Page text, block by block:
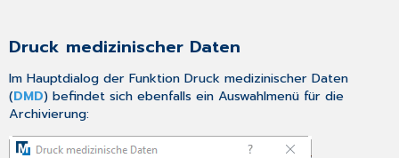
Druck medizinischer Daten
Im Hauptdialog der FunktionDruck medizinischer Daten
(DMD) befindet sich ebenfalls ein Auswahlmenü für die
Archivierung: